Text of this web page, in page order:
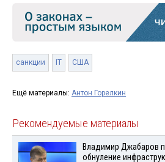
санкции IT США
Ещё материалы: Антон Горелкин
Рекомендуемые материалы
Владимир Джабаров
обнуление